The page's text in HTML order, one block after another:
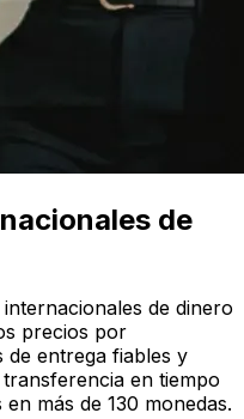
de
de dinero
precios por
de entrega fiables y
en tiempo
más de 130 monedas.